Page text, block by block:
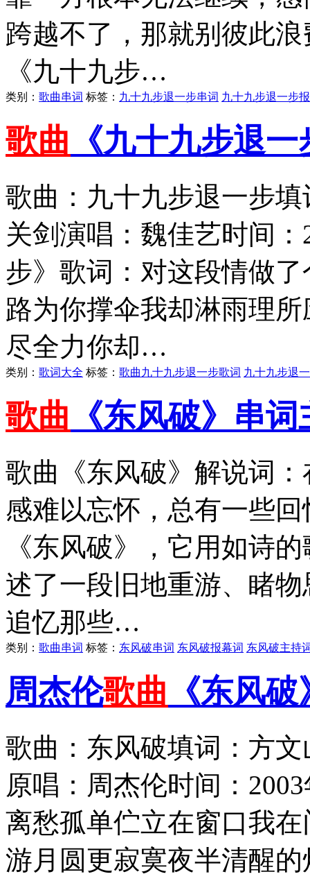
跨越不了，那就别彼此
《九十九步…
类别： 歌曲串词 标签： 九十九步退一步串词 九十九步退一步
歌曲 《九十九步退
歌曲：九十九步退一步
关剑演唱：魏佳艺时间
步》歌词：对这段情做
路为你撑伞我却淋雨理
尽全力你却…
类别： 歌词大全 标签： 歌曲九十九步退一步歌词 九十九步退
歌曲 《东风破》串
歌曲《东风破》解说词
感难以忘怀，总有一些
《东风破》，它用如诗
述了一段旧地重游、睹
追忆那些…
类别： 歌曲串词 标签： 东风破串词 东风破报幕词 东风破主持
周杰伦歌曲 《东风
歌曲：东风破填词：方
原唱：周杰伦时间：
离愁孤单伫立在窗口我
游月圆更寂寞夜半清醒